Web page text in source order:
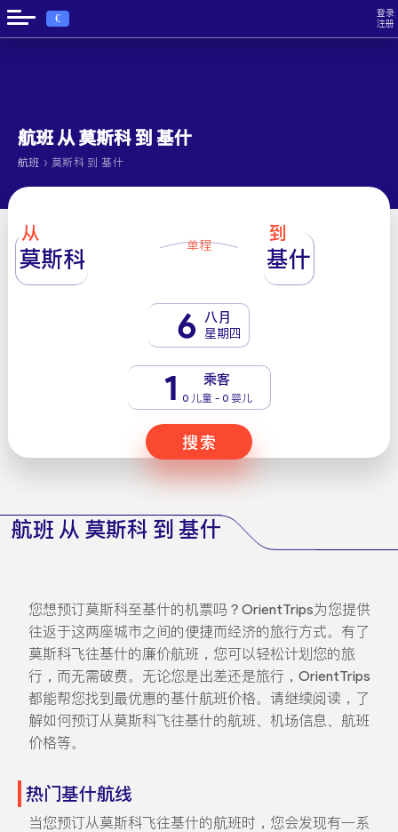
€
登录
注册
航班 从 莫斯科 到 基什
航班 › 莫斯科 到 基什
从
莫斯科 单程
到
基什
6 八月
星期四
1 乘客
0 儿童 - 0 婴儿
搜索
航班 从 莫斯科 到 基什
您想预订莫斯科至基什的机票吗？OrientTrips为您提供
往返于这两座城市之间的便捷而经济的旅行方式。有了
莫斯科飞往基什的廉价航班，您可以轻松计划您的旅
行，而无需破费。无论您是出差还是旅行，OrientTrips
都能帮您找到最优惠的基什航班价格。请继续阅读，了
解如何预订从莫斯科飞往基什的航班、机场信息、航班
价格等。
热门基什航线
当您预订从莫斯科飞往基什的航班时，您会发现有一系